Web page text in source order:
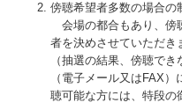
傍聴希望者多数の場合の
会場の都合もあり、傍
者を決めさせていただき
（抽選の結果、傍聴で
（電子メール又はFAX
聴可能な方には、特段の